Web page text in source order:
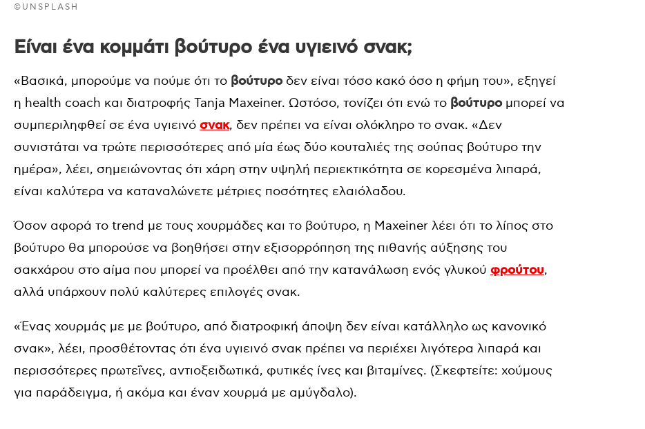
©UNSPLASH
Είναι ένα κομμάτι βούτυρο ένα υγιεινό σνακ;
«Βασικά, μπορούμε να πούμε ότι το βούτυροδεν είναι τόσο κακό όσο η φήμη του», εξηγεί
η health coach και διατροφής Tanja Maxeiner. Ωστόσο, τονίζει ότι ενώ το βούτυρομπορεί να
συμπεριληφθεί σε ένα υγιεινό σνακ, δεν πρέπει να είναι ολόκληρο το σνακ. «Δεν
συνιστάται να τρώτε περισσότερες από μία έως δύο κουταλιές της σούπας βούτυρο την
ημέρα», λέει, σημειώνοντας ότι χάρη στην υψηλή περιεκτικότητα σε κορεσμένα λιπαρά,
είναι καλύτερα να καταναλώνετε μέτριες ποσότητες ελαιόλαδου.
Όσον αφορά το trend με τους χουρμάδες και το βούτυρο, η Maxeiner λέει ότι το λίπος στο
βούτυρο θα μπορούσε να βοηθήσει στην εξισορρόπηση της πιθανής αύξησης του
σακχάρου στο αίμα που μπορεί να προέλθει από την κατανάλωση ενός γλυκού φρούτου,
αλλά υπάρχουν πολύ καλύτερες επιλογές σνακ.
«Ένας χουρμάς με με βούτυρο, από διατροφική άποψη δεν είναι κατάλληλο ως κανονικό
σνακ», λέει, προσθέτοντας ότι ένα υγιεινό σνακ πρέπει να περιέχει λιγότερα λιπαρά και
περισσότερες πρωτεΐνες, αντιοξειδωτικά, φυτικές ίνες και βιταμίνες. (Σκεφτείτε: χούμους
για παράδειγμα, ή ακόμα και έναν χουρμά με αμύγδαλο).